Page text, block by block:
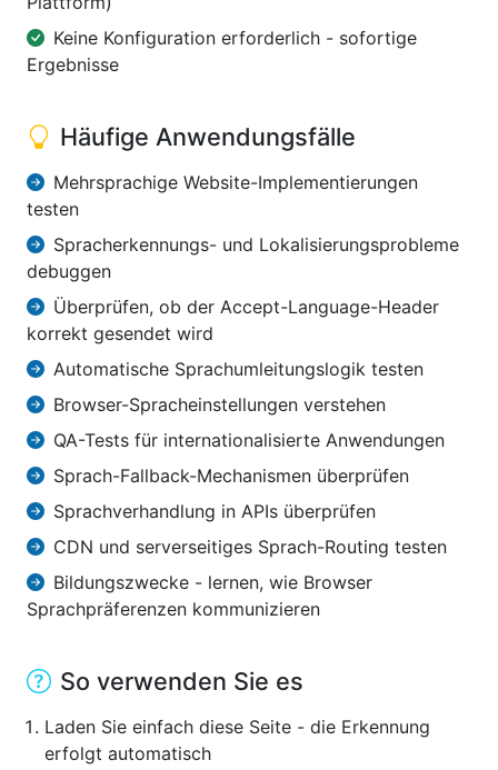
Keine Konfiguration erforderlich - sofortige
Ergebnisse
Häufige Anwendungsfälle
Mehrsprachige Website-Implementierungen
testen
Spracherkennungs- und Lokalisierungsprobleme
debuggen
Überprüfen, ob der Accept-Language-Header
korrekt gesendet wird
Automatische Sprachumleitungslogik testen
Browser-Spracheinstellungen verstehen
QA-Tests für internationalisierte Anwendungen
Sprach-Fallback-Mechanismen überprüfen
Sprachverhandlung in APIs überprüfen
CDN und serverseitiges Sprach-Routing testen
Bildungszwecke - lernen, wie Browser
Sprachpräferenzen kommunizieren
So verwenden Sie es
Laden Sie einfach diese Seite - die Erkennung
erfolgt automatisch